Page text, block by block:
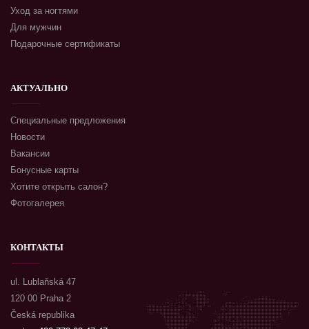
Уход за ногтями
Для мужчин
Подарочные сертификаты
АКТУАЛЬНО
Специальные предложения
Новости
Вакансии
Бонусные карты
Хотите открыть салон?
Фотогалерея
КОНТАКТЫ
ul. Lublaňská 47
120 00 Praha 2
Česká republika